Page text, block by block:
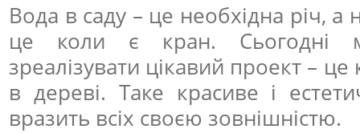
Вода в саду – це необхідна річ, а
це коли є кран. Сьогодні
зреалізувати цікавий проект –
в дереві. Таке красиве і
вразить всіх своєю зовнішністю.